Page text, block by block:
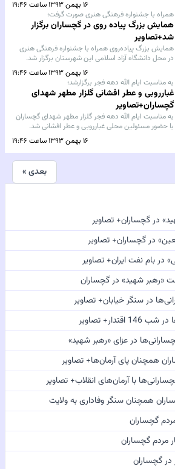
۱۶ بهمن ۱۳۹۳ ساعت ۱۹:۴۶
همراه با جشنواره فرهنگی هنری صورت گرفت؛
همایش بزرگ پیاده روی در گچساران برگزار
شد+تصاویر
همایش بزرگ پیاده‌روی همراه با جشنواره فرهنگی هنری
در محل دانشگاه آزاد اسلامی این شهرستان برگزار شد.
۱۶ بهمن ۱۳۹۳ ساعت ۱۹:۴۶
به مناسبت ایام الله دهه فجر برگزارشد؛
غبارروبی و عطر افشانی گلزار مطهر شهدای
گچساران+تصاویر
به مناسبت ایام الله دهه فجر گلزار مطهر شهدای گچساران
با حضور مسئولین محلی غبارروبی و عطر افشانی شد.
۱۶ بهمن ۱۳۹۳ ساعت ۱۹:۴۶
بعدی »
در گچساران+ تصاویر
در گچساران+ تصاویر
بام نفت ایران+ تصاویر
«رهبر شهید» در گچساران
در سنگر خیابان+ تصاویر
تصاویر
در عزای «رهبر شهید»
با آرمان‌های انقلاب+ تصاویر